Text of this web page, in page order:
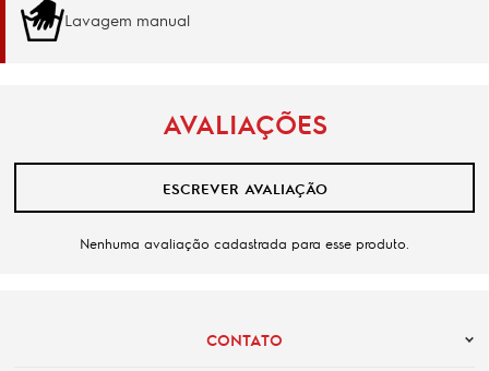
Lavagem manual
AVALIAÇÕES
ESCREVER AVALIAÇÃO
Nenhuma avaliação cadastrada para esse produto.
CONTATO